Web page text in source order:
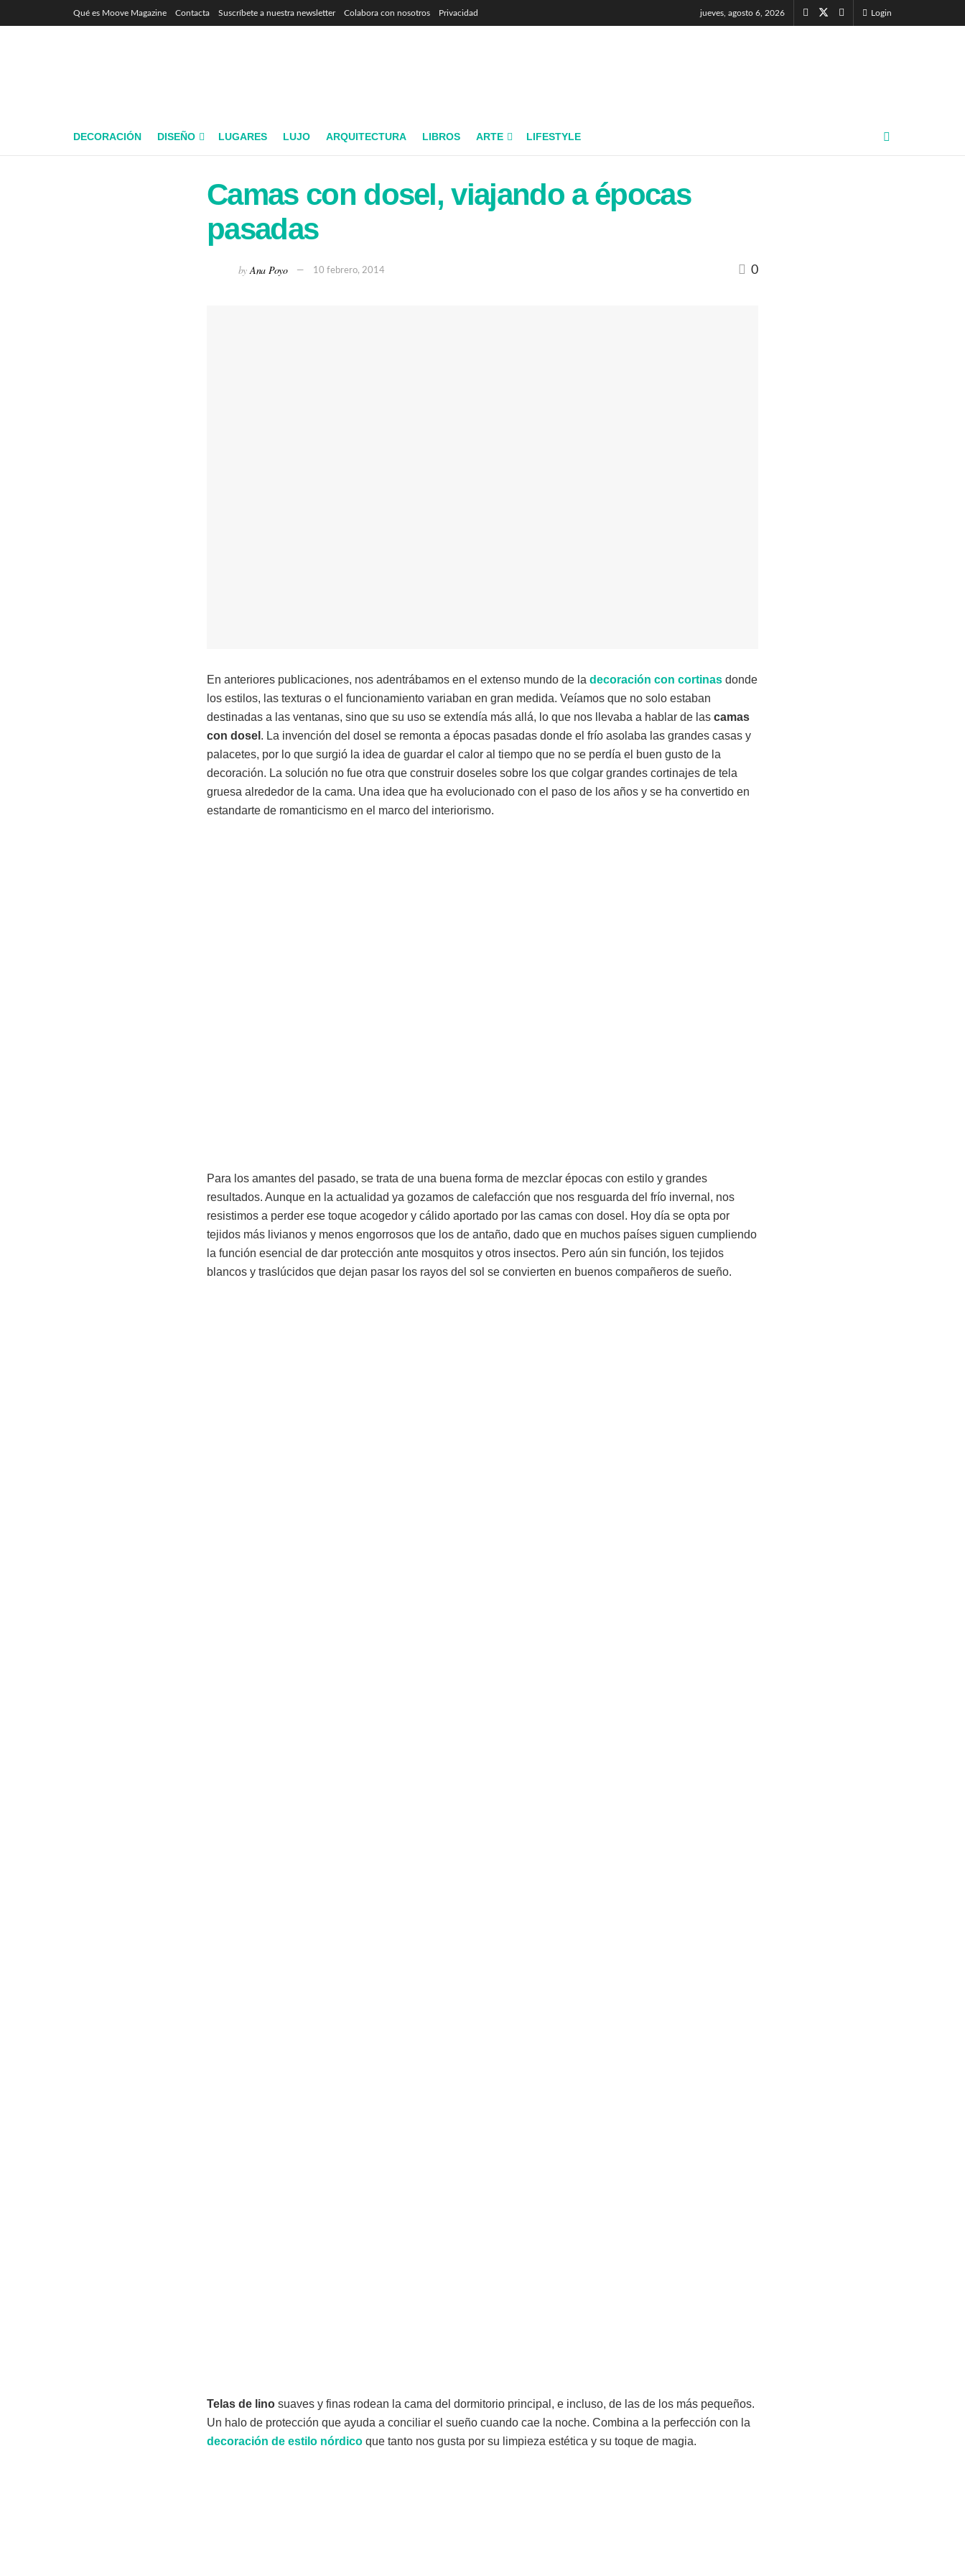
Qué es Moove Magazine Contacta Suscríbete a nuestra newsletter Colabora con nosotros Privacidad jueves, agosto 6, 2026 Login
DECORACIÓN DISEÑO LUGARES LUJO ARQUITECTURA LIBROS ARTE LIFESTYLE
Camas con dosel, viajando a épocas
pasadas
by Ana Poyo 10 febrero, 2014 0
En anteriores publicaciones, nos adentrábamos en el extenso mundo de la decoración con cortinas donde
los estilos, las texturas o el funcionamiento variaban en gran medida. Veíamos que no solo estaban
destinadas a las ventanas, sino que su uso se extendía más allá, lo que nos llevaba a hablar de las camas
con dosel . La invención del dosel se remonta a épocas pasadas donde el frío asolaba las grandes casas y
palacetes, por lo que surgió la idea de guardar el calor al tiempo que no se perdía el buen gusto de la
decoración. La solución no fue otra que construir doseles sobre los que colgar grandes cortinajes de tela
gruesa alrededor de la cama. Una idea que ha evolucionado con el paso de los años y se ha convertido en
estandarte de romanticismo en el marco del interiorismo.
Para los amantes del pasado, se trata de una buena forma de mezclar épocas con estilo y grandes
resultados. Aunque en la actualidad ya gozamos de calefacción que nos resguarda del frío invernal, nos
resistimos a perder ese toque acogedor y cálido aportado por las camas con dosel. Hoy día se opta por
tejidos más livianos y menos engorrosos que los de antaño, dado que en muchos países siguen cumpliendo
la función esencial de dar protección ante mosquitos y otros insectos. Pero aún sin función, los tejidos
blancos y traslúcidos que dejan pasar los rayos del sol se convierten en buenos compañeros de sueño.
Telas de lino suaves y finas rodean la cama del dormitorio principal, e incluso, de las de los más pequeños.
Un halo de protección que ayuda a conciliar el sueño cuando cae la noche. Combina a la perfección con la
decoración de estilo nórdico que tanto nos gusta por su limpieza estética y su toque de magia.